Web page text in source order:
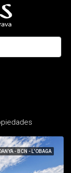
- BCN - L'OBAGA